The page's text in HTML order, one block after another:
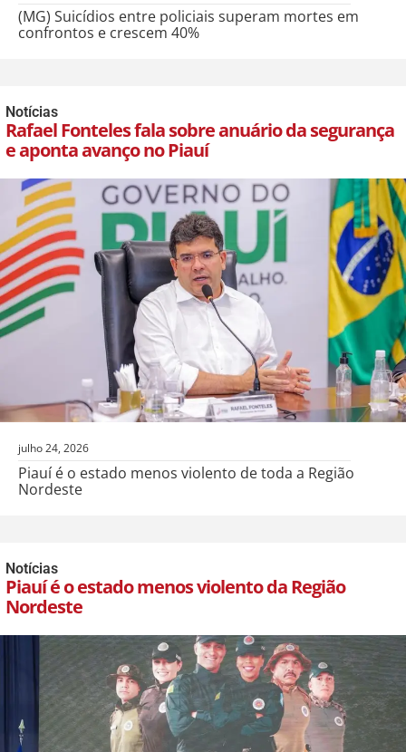
(MG) Suicídios entre policiais superam mortes em
confrontos e crescem 40%
Notícias
Rafael Fonteles fala sobre anuário da segurança
e aponta avanço no Piauí
julho 24, 2026
Piauí é o estado menos violento de toda a Região
Nordeste
Notícias
Piauí é o estado menos violento da Região
Nordeste